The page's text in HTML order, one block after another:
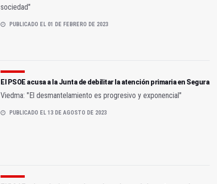
sociedad"
PUBLICADO EL 01 DE FEBRERO DE 2023
El PSOE acusa a la Junta de debilitar la atención primaria en Segura
Viedma: "El desmantelamiento es progresivo y exponencial"
PUBLICADO EL 13 DE AGOSTO DE 2023